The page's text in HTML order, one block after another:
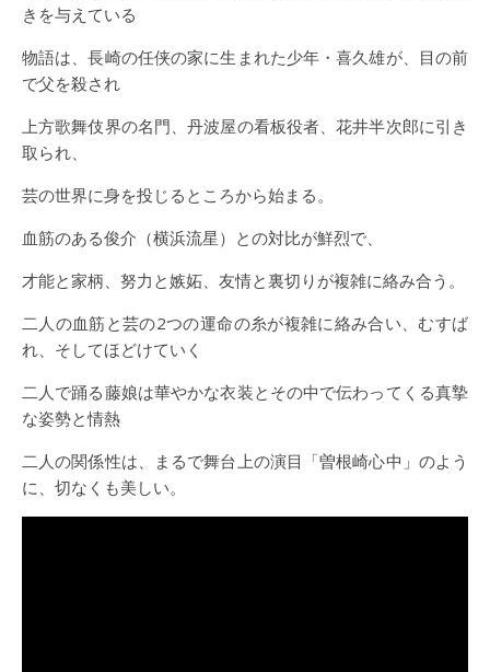
きを与えている
物語は、長崎の任侠の家に生まれた少年・喜久雄が、目の前
で父を殺され
上方歌舞伎界の名門、丹波屋の看板役者、花井半次郎に引き
取られ、
芸の世界に身を投じるところから始まる。
血筋のある俊介（横浜流星）との対比が鮮烈で、
才能と家柄、努力と嫉妬、友情と裏切りが複雑に絡み合う。
二人の血筋と芸の2つの運命の糸が複雑に絡み合い、むすば
れ、そしてほどけていく
二人で踊る藤娘は華やかな衣装とその中で伝わってくる真摯
な姿勢と情熱
二人の関係性は、まるで舞台上の演目「曽根崎心中」のよう
に、切なくも美しい。